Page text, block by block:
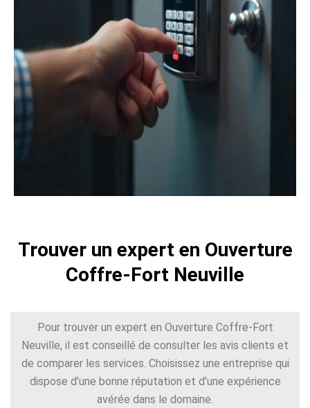
Trouver un expert en Ouverture
Coffre-Fort Neuville
Pour trouver un expert en Ouverture Coffre-Fort
Neuville, il est conseillé de consulter les avis clients et
de comparer les services. Choisissez une entreprise qui
dispose d’une bonne réputation et d’une expérience
avérée dans le domaine.